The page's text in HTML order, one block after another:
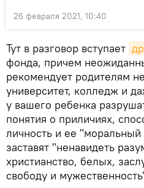
26 февраля 2021, 10:40
Тут в разговор вступает
фонда, причем
рекомендует родителям
университет, колледж и
у вашего ребенка
понятия о приличиях,
личность и ее
заставят "ненавидеть
христианство, белых,
свободу и